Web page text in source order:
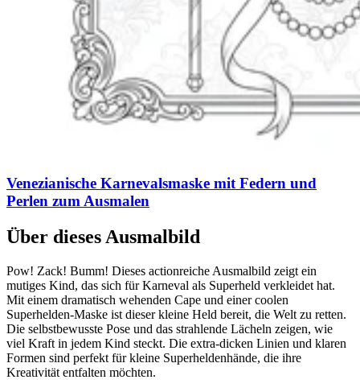
Venezianische Karnevalsmaske mit Federn und
Perlen zum Ausmalen
Über dieses Ausmalbild
Pow! Zack! Bumm! Dieses actionreiche Ausmalbild zeigt ein
mutiges Kind, das sich für Karneval als Superheld verkleidet hat.
Mit einem dramatisch wehenden Cape und einer coolen
Superhelden-Maske ist dieser kleine Held bereit, die Welt zu retten.
Die selbstbewusste Pose und das strahlende Lächeln zeigen, wie
viel Kraft in jedem Kind steckt. Die extra-dicken Linien und klaren
Formen sind perfekt für kleine Superheldenhände, die ihre
Kreativität entfalten möchten.